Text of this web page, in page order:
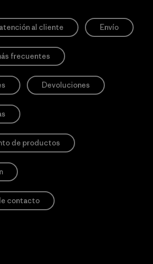
al cliente Envío
frecuentes
Devoluciones
de productos
contacto